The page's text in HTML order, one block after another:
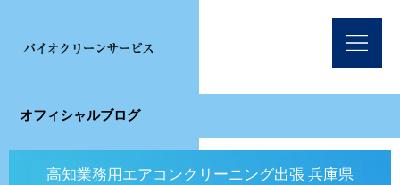
オフィシャルブログ
高知業務用エアコンクリーニング出張 兵庫県